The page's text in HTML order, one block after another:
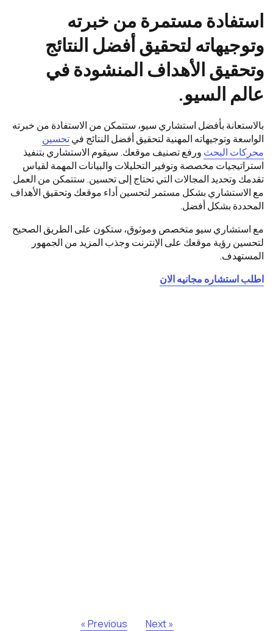
استفادة مستمرة من خبرته
وتوجيهاته لتحقيق أفضل النتائج
وتحقيق الأهداف المنشودة في
عالم السيو.
بالاستعانة بأفضل استشاري سيو، ستتمكن من الاستفادة من خبرته
الواسعة وتوجيهاته المهنية لتحقيق أفضل النتائج فيتحسين
محركات البحث ورفع تصنيف موقعك. سيقوم الاستشاري بتنفيذ
استراتيجيات مخصصة وتوفير التحليلات والبيانات المهمة لقياس
تقدمك وتحديد المجالات التي تحتاج إلى تحسين. ستتمكن من العمل
مع الاستشاري بشكل مستمر لتحسين أداء موقعك وتحقيق الأهداف
المحددة بشكل أفضل.
مع استشاري سيو متخصص وموثوق، ستكون على الطريق الصحيح
لتحسين رؤية موقعك على الإنترنت وجذب المزيد من الجمهور
المستهدف.
اطلب استشاره مجانيه الان
« Previous Next »